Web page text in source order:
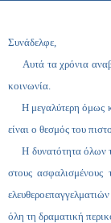
Συνάδελφε,
Αυτά τα χρόνια
κοινωνία.
Η μεγαλύτερη όμως
είναι ο θεσμός του
Η δυνατότητα όλων
στους
όλη τη δραματική